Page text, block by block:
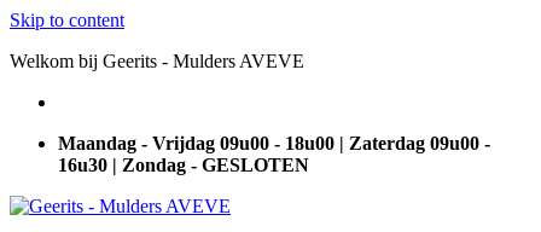
Skip to content
Welkom bij Geerits - Mulders AVEVE
Maandag - Vrijdag 09u00 - 18u00 | Zaterdag 09u00 -
16u30 | Zondag - GESLOTEN